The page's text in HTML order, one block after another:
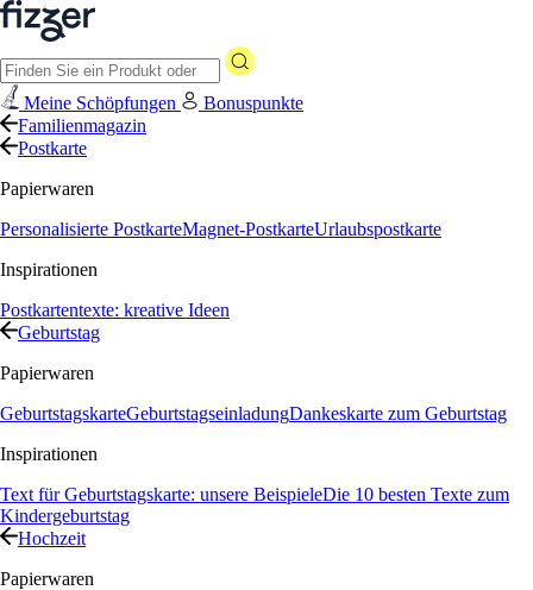
Meine Schöpfungen
Bonuspunkte
Familienmagazin
Postkarte
Papierwaren
Personalisierte PostkarteMagnet-PostkarteUrlaubspostkarte
Inspirationen
Postkartentexte: kreative Ideen
Geburtstag
Papierwaren
GeburtstagskarteGeburtstagseinladungDankeskarte zum Geburtstag
Inspirationen
Text für Geburtstagskarte: unsere BeispieleDie 10 besten Texte zum
Kindergeburtstag
Hochzeit
Papierwaren